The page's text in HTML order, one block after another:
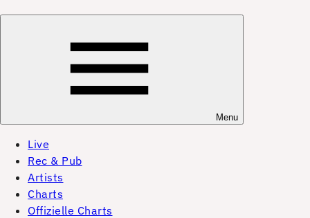
Menu
Live
Rec & Pub
Artists
Charts
Offizielle Charts